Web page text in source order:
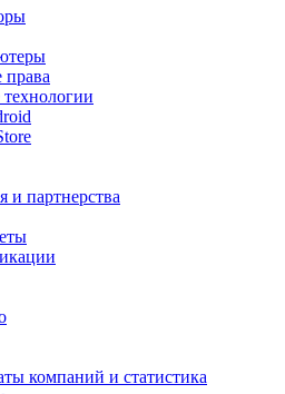
права
и партнерства
компаний и статистика